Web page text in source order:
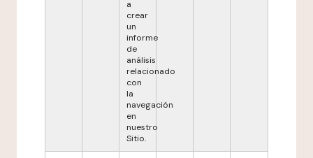
a
crear
un
informe
de
análisis
relacionado
con
la
navegación
en
nuestro
Sitio.